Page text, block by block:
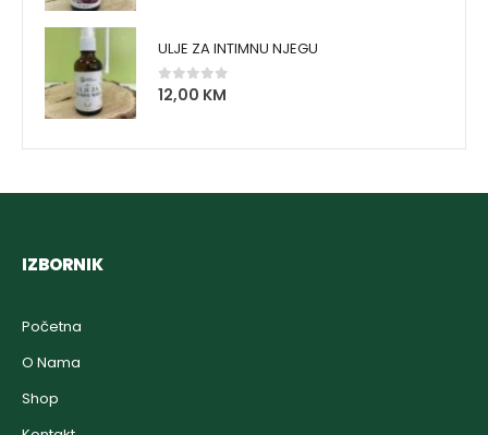
ULJE ZA INTIMNU NJEGU
0out of 5
12,00 KM
IZBORNIK
Početna
O Nama
Shop